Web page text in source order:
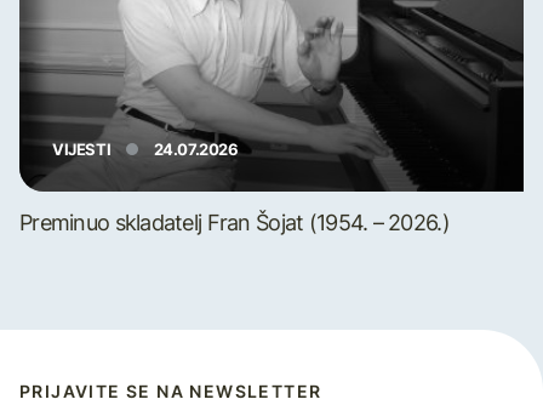
VIJESTI 24.07.2026
Preminuo skladatelj Fran Šojat (1954. – 2026.)
PRIJAVITE SE NA NEWSLETTER